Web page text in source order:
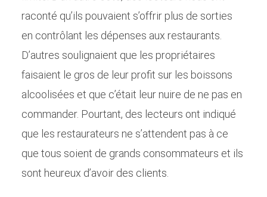
raconté qu’ils pouvaient s’offrir plus de sorties
en contrôlant les dépenses aux restaurants.
D’autres soulignaient que les propriétaires
faisaient le gros de leur profit sur les boissons
alcoolisées et que c’était leur nuire de ne pas en
commander. Pourtant, des lecteurs ont indiqué
que les restaurateurs ne s’attendent pas à ce
que tous soient de grands consommateurs et ils
sont heureux d’avoir des clients.